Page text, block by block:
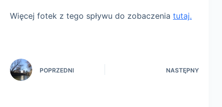
Więcej fotek z tego spływu do zobaczenia tutaj.
POPRZEDNI NASTĘPNY